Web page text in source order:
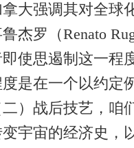
拿大强调其对全球
杰罗（Renato
使思遏制这一程
是在一个以约定
二）战后技艺，
宇宙的经济史，